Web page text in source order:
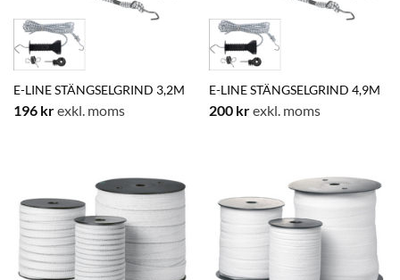
E-LINE STÄNGSELGRIND 3,2M
196 krexkl. moms
E-LINE STÄNGSELGRIND 4,9M
200 krexkl. moms